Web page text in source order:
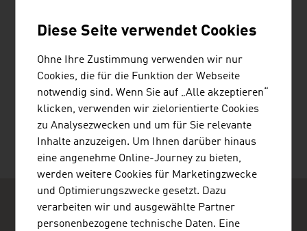
wurde 2018 von Norbert Szigeti, dem wohl
erfahrensten Sektproduzenten Österreichs,
gemeinsam mit seiner Frau Birgit, ins Leben
gerufen.
Diese Seite verwendet Cookies
Ohne Ihre Zustimmung verwenden wir nur
Cookies, die für die Funktion der Webseite
notwendig sind. Wenn Sie auf „Alle akzeptieren“
klicken, verwenden wir zielorientierte Cookies
zu Analysezwecken und um für Sie relevante
Inhalte anzuzeigen. Um Ihnen darüber hinaus
eine angenehme Online-Journey zu bieten,
werden weitere Cookies für Marketingzwecke
und Optimierungszwecke gesetzt. Dazu
verarbeiten wir und ausgewählte Partner
personenbezogene technische Daten. Eine